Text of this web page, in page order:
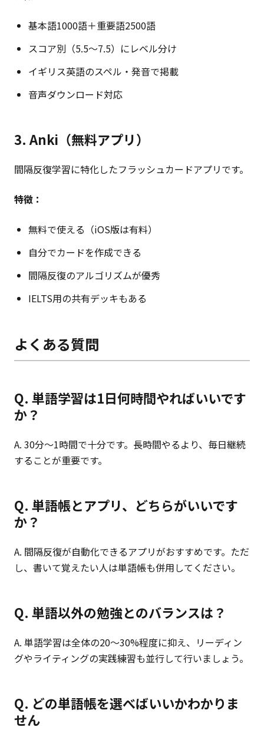
基本語1000語＋重要語2500語
スコア別（5.5〜7.5）にレベル分け
イギリス英語のスペル・発音で掲載
音声ダウンロード対応
3. Anki（無料アプリ）
間隔反復学習に特化したフラッシュカードアプリです。
特徴：
無料で使える（iOS版は有料）
自分でカードを作成できる
間隔反復のアルゴリズムが優秀
IELTS用の共有デッキもある
よくある質問
Q. 単語学習は1日何時間やればいいです
か？
A. 30分〜1時間で十分です。長時間やるより、毎日継続
することが重要です。
Q. 単語帳とアプリ、どちらがいいです
か？
A. 間隔反復が自動化できるアプリがおすすめです。ただ
し、書いて覚えたい人は単語帳も併用してください。
Q. 単語以外の勉強とのバランスは？
A. 単語学習は全体の20〜30%程度に抑え、リーディン
グやライティングの実践練習も並行して行いましょう。
Q. どの単語帳を選べばいいかわかりま
せん